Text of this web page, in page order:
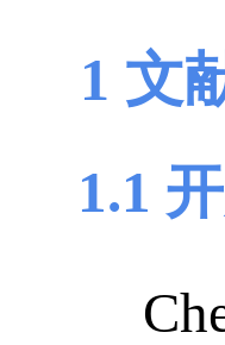
1 文
1.1